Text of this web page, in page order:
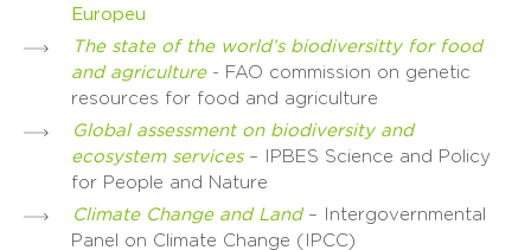
Europeu
The state of the world’s biodiversitty for food
and agriculture- FAO commission on genetic
resources for food and agriculture
Global assessment on biodiversity and
ecosystem services – IPBES Science and Policy
for People and Nature
Climate Change and Land– Intergovernmental
Panel on Climate Change (IPCC)